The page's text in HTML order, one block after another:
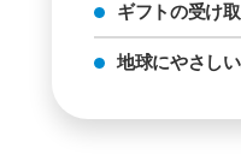
ギフトの受け
地球にやさし